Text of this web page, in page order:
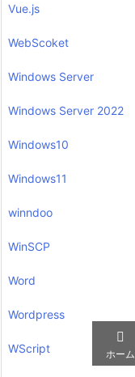
Vue.js
WebScoket
Windows Server
Windows Server 2022
Windows10
Windows11
winndoo
WinSCP
Word
Wordpress
WScript

ホーム